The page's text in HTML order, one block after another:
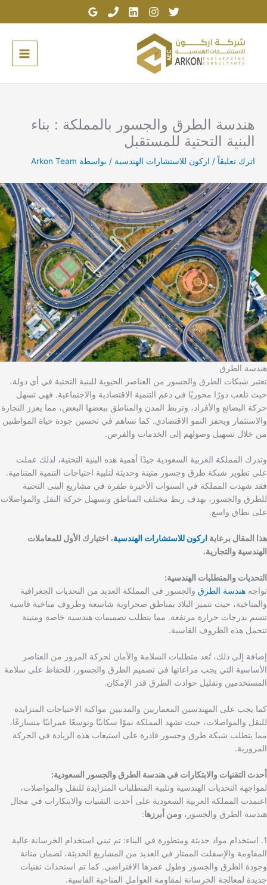
هندسة الطرق والجسور بالمملكة : بناء
البنية التحتية للمستقبل
اترك تعليقاً / اركون للاستشارات الهندسية / بواسطة Arkon Team
هندسة الطرق
تعتبر شبكات الطرق والجسور من العناصر الحيوية للبنية التحتية في أي دولة،
حيث تلعب دورًا محوريًا في دعم التنمية الاقتصادية والاجتماعية. فهي تسهل
حركة البضائع والأفراد، وتربط المدن والمناطق ببعضها البعض، مما يعزز التجارة
والاستثمار ويحفز النمو الاقتصادي. كما تساهم في تحسين جودة حياة المواطنين
من خلال تسهيل وصولهم إلى الخدمات والفرص.
وتدرك المملكة العربية السعودية جيدًا أهمية هذه البنية التحتية، لذلك عملت
على تطوير شبكة طرق وجسور متينة وحديثة لتلبية احتياجات التنمية المتنامية.
فقد شهدت المملكة في السنوات الأخيرة طفرة في مشاريع البنى التحتية
للطرق والجسور، بهدف ربط مختلف المناطق وتسهيل حركة النقل والمواصلات
على نطاق واسع.
هذا المقال برعاية اركون للاستشارات الهندسية، اختيارك الأول للمعاملات
الهندسية والتجارية.
التحديات والمتطلبات الهندسية:
تواجه هندسة الطرق والجسور في المملكة العديد من التحديات الجغرافية
والمناخية، حيث تتميز البلاد بمناطق صحراوية شاسعة وظروف مناخية قاسية
تتسم بدرجات حرارة مرتفعة. مما يتطلب تصميمات هندسية خاصة ومتينة
تتحمل هذه الظروف القاسية.
إضافة إلى ذلك، تُعد متطلبات السلامة والأمان لحركة المرور من العناصر
الأساسية التي يجب مراعاتها في تصميم الطرق والجسور، للحفاظ على سلامة
المستخدمين وتقليل حوادث الطرق قدر الإمكان.
كما يجب على المهندسين المعماريين والمدنيين مواكبة الاحتياجات المتزايدة
للنقل والمواصلات، حيث تشهد المملكة نموًا سكانيًا وتوسعًا عمرانيًا متسارعًا،
مما يتطلب شبكة طرق وجسور قادرة على استيعاب هذه الزيادة في الحركة
المرورية.
أحدث التقنيات والابتكارات في هندسة الطرق والجسور السعودية:
لمواجهة التحديات الهندسية وتلبية المتطلبات المتزايدة للنقل والمواصلات،
اعتمدت المملكة العربية السعودية على أحدث التقنيات والابتكارات في مجال
هندسة الطرق والجسور، ومن أبرزها:
1. استخدام مواد حديثة ومتطورة في البناء: تم تبني استخدام الخرسانة عالية
المقاومة والإسفلت الممتاز في العديد من المشاريع الحديثة، لضمان متانة
وجودة الطرق والجسور وطول عمرها الافتراضي. كما تم استحداث تقنيات
جديدة لمعالجة الخرسانة لمقاومة العوامل المناخية القاسية.